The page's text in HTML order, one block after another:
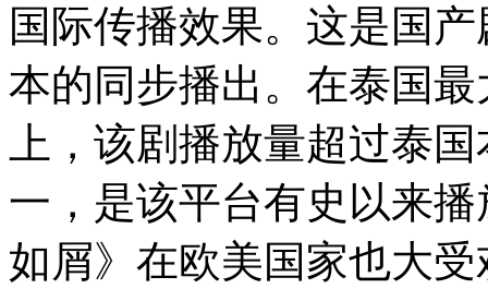
国际传播效果。这是国
本的同步播出。在泰国
上，该剧播放量超过泰
一，是该平台有史以来
如屑》在欧美国家也大